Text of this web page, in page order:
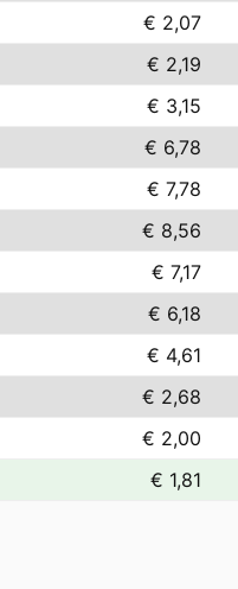
€ 2,07
€ 2,19
€ 3,15
€ 6,78
€ 7,78
€ 8,56
€ 7,17
€ 6,18
€ 4,61
€ 2,68
€ 2,00
€ 1,81